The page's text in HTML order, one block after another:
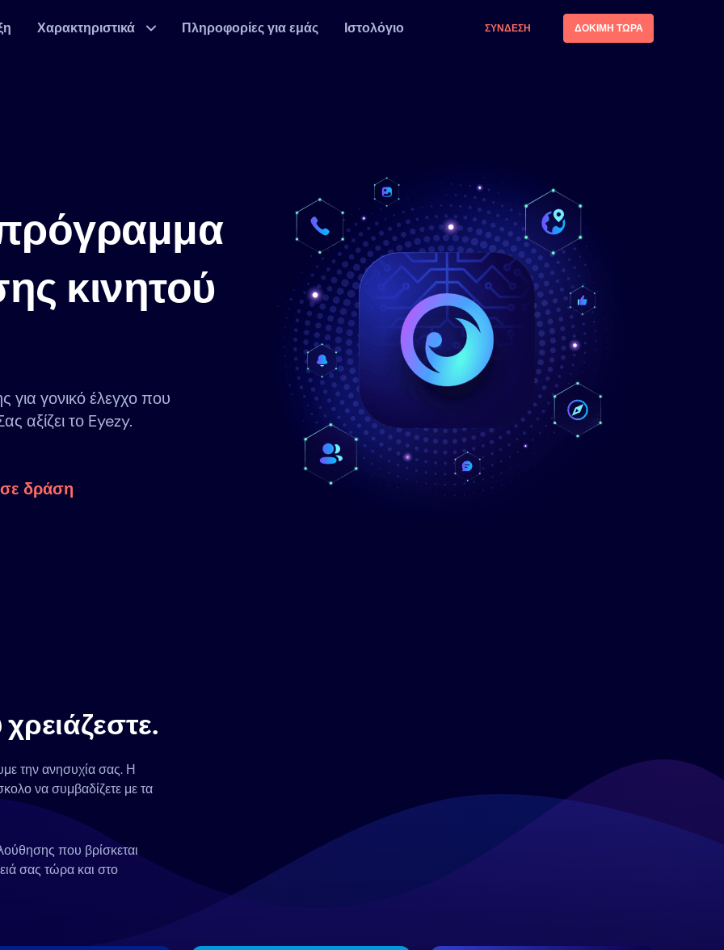
Χαρακτηριστικά Πληροφορίες για εμάς Ιστολόγιο ΣΎΝΔΕΣΗ ΔΟΚΙΜΉ ΤΏΡΑ
κινητού
για γονικό έλεγχο που
αξίζει το Eyezy.
σε δράση
την ανησυχία σας. Η
να συμβαδίζετε με τα
που βρίσκεται
σας τώρα και στο